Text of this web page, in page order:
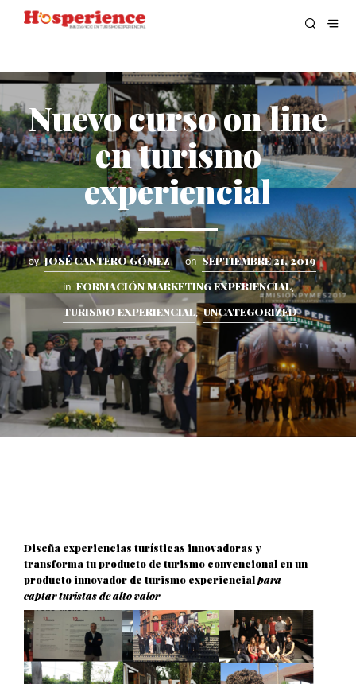
Nuevo curso on line
en turismo
experiencial
by JOSÉ CANTERO GÓMEZ on SEPTIEMBRE 21, 2019
in FORMACIÓN MARKETING EXPERIENCIAL,
TURISMO EXPERIENCIAL, UNCATEGORIZED
Diseña experiencias turísticas innovadoras y
transforma tu producto de turismo convencional en un
producto innovador de turismo experiencialpara
captar turistas de alto valor